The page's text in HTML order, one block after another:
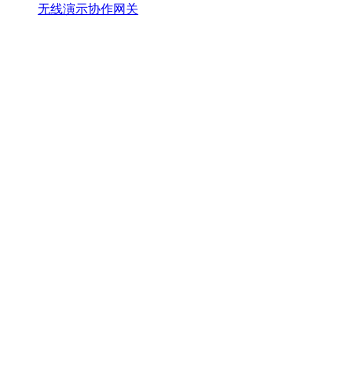
无线演示协作网关